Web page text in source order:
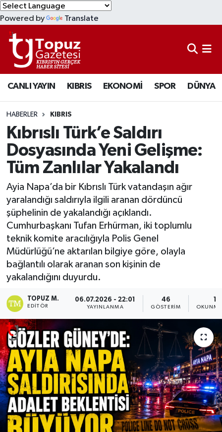
Powered by Translate
CANLI YAYIN KIBRIS EKONOMİ SPOR DÜNYA
HABERLER KIBRIS
Kıbrıslı Türk’e Saldırı
Dosyasında Yeni Gelişme:
Tüm Zanlılar Yakalandı
Ayia Napa’da bir Kıbrıslı Türk vatandaşın ağır
yaralandığı saldırıyla ilgili aranan dördüncü
şüphelinin de yakalandığı açıklandı.
Cumhurbaşkanı Tufan Erhürman, iki toplumlu
teknik komite aracılığıyla Polis Genel
Müdürlüğü’ne aktarılan bilgiye göre, olayla
bağlantılı olarak aranan son kişinin de
yakalandığını duyurdu.
TOPUZ M.
EDITÖR
06.07.2026 - 22:01
YAYINLANMA
46
GÖSTERIM
KIBRIS
DÜNYA
EKONOMİ
MAGAZİN
SAĞLIK
SPOR
TEKNOLOJİ
TÜRKİYE
Lefkoşa Nöbetçi Eczaneler
Lefkoşa Hava Durumu
Lefkoşa Trafik Yoğunluk Haritası
Süper Lig Puan Durumu ve Fikstür
Tüm Manşetler
Son Dakika Haberleri
Haber Arşivi